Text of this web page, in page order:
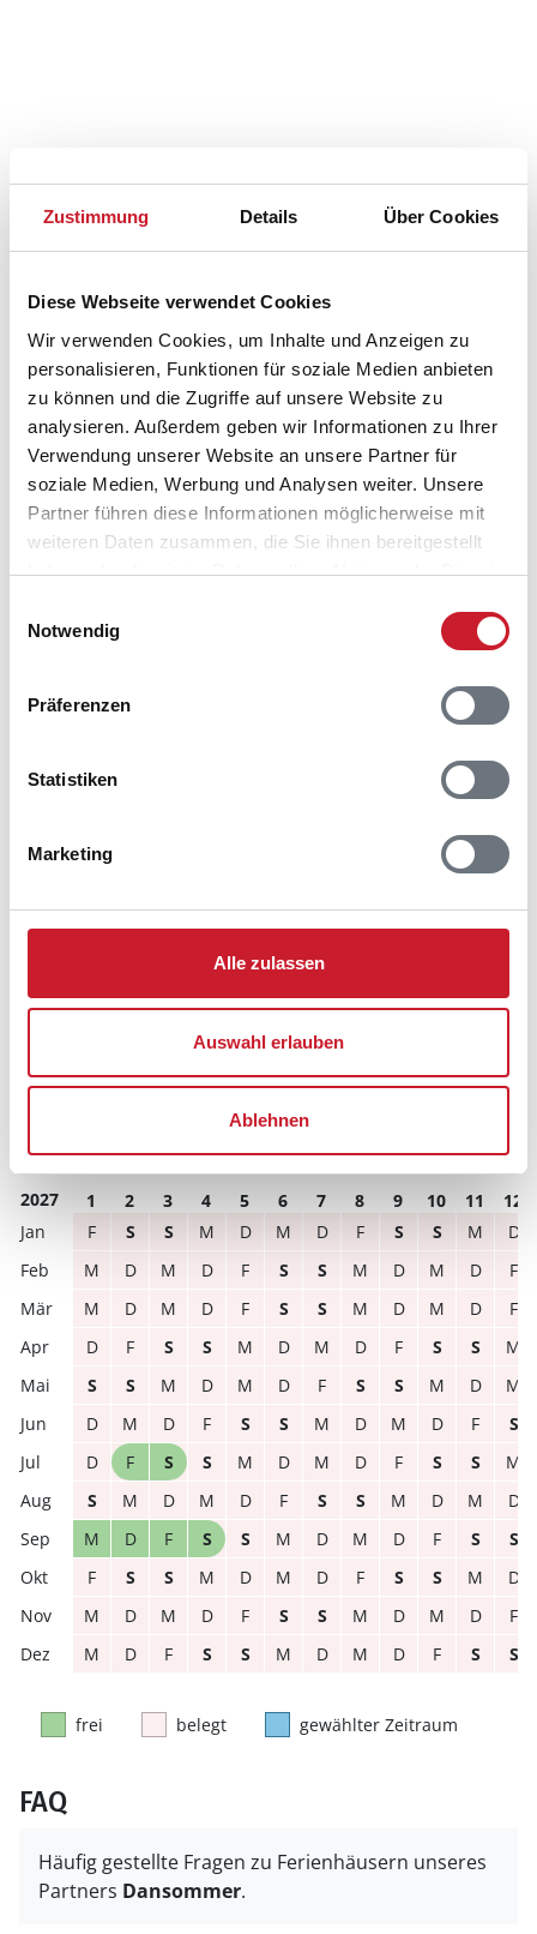
Zustimmung Details Über Cookies
Diese Webseite verwendet Cookies
Wir verwenden Cookies, um Inhalte und Anzeigen zu
personalisieren, Funktionen für soziale Medien anbieten
zu können und die Zugriffe auf unsere Website zu
analysieren. Außerdem geben wir Informationen zu Ihrer
Verwendung unserer Website an unsere Partner für
soziale Medien, Werbung und Analysen weiter. Unsere
Partner führen diese Informationen möglicherweise mit
weiteren Daten zusammen, die Sie ihnen bereitgestellt
haben oder die sie im Rahmen Ihrer Nutzung der Dienste
Notwendig
Präferenzen
Statistiken
Marketing
Alle zulassen
Auswahl erlauben
Ablehnen
Belegungskalender
Reisedauer auswählen
Anzahl Reisende auswählen
Bitte beachten Sie, dass sich bei Änderungen des
Hausbeschreibung und/oder der Ausstattung ergeben
frei gewählter Zeitraum
2026 1 2 3 4 5 6 7 8 9 10 11
12
D
2027 1 2 3 4 5 6 7 8 9 10 11
12
F
S S M D M D F S S M
D
M
D M D F S S M D M D
F
M
D M D F S S M D M D
F
D
F S S M D M D F S S
M
S
S M D M D F S S M D
M
D
M D F S S M D M D F
S
D
F S S M D M D F S S
M
S
M D M D F S S M D M
D
M
D F S S M D M D F S
S
F
S S M D M D F S S M
D
M
D M D F S S M D M D
F
M
D F S S M D M D F S S
frei belegt gewählter Zeitraum
FAQ
Häufig gestellte Fragen zu Ferienhäusern unseres
Partners Dansommer.